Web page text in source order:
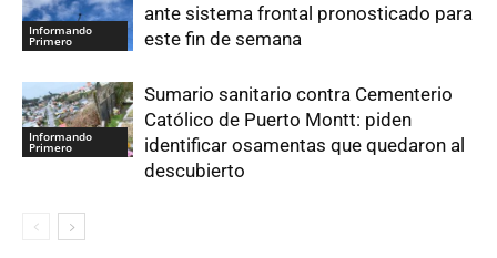
Informando
Primero
ante sistema frontal pronosticado para
este fin de semana
Informando
Primero
Sumario sanitario contra Cementerio
Católico de Puerto Montt: piden
identificar osamentas que quedaron al
descubierto